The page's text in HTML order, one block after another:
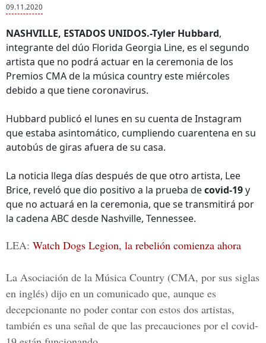
09.11.2020
NASHVILLE, ESTADOS UNIDOS.-Tyler Hubbard,
integrante del dúo Florida Georgia Line, es el segundo
artista que no podrá actuar en la ceremonia de los
Premios CMA de la música country este miércoles
debido a que tiene coronavirus.
Hubbard publicó el lunes en su cuenta de Instagram
que estaba asintomático, cumpliendo cuarentena en su
autobús de giras afuera de su casa.
La noticia llega días después de que otro artista, Lee
Brice, reveló que dio positivo a la prueba decovid-19y
que no actuará en la ceremonia, que se transmitirá por
la cadena ABC desde Nashville, Tennessee.
LEA: Watch Dogs Legion, la rebelión comienza ahora
La Asociación de la Música Country (CMA, por sus siglas
en inglés) dijo en un comunicado que, aunque es
decepcionante no poder contar con estos dos artistas,
también es una señal de que las precauciones por el covid-